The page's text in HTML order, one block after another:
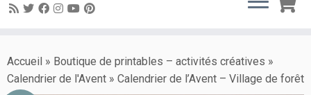
Accueil » Boutique de printables – activités créatives »
Calendrier de l'Avent » Calendrier de l’Avent – Village de forêt